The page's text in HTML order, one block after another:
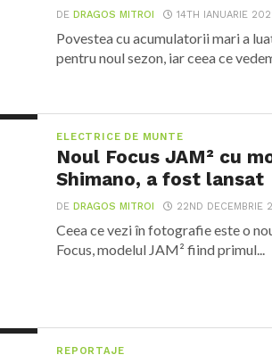
DE DRAGOS MITROI 14TH IANUARIE
Povestea cu acumulatorii mari a
pentru noul sezon, iar ceea ce
ELECTRICE DE MUNTE
Noul Focus JAM² cu
Shimano, a fost lansat
DE DRAGOS MITROI 22ND DECEMBRIE
Ceea ce vezi în fotografie este o
Focus, modelul JAM² fiind primul...
REPORTAJE